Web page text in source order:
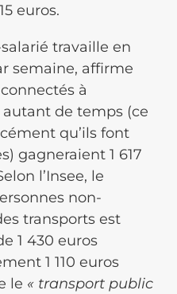
euros.
travaille en
semaine, affirme
à
de temps (ce
qu’ils font
gagneraient 1 617
l’Insee, le
non-
transports est
1 430 euros
1 110 euros
le « transport public